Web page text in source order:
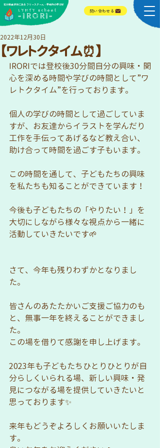
問い合わせる
​LYHTY school
-IRORI-
​石川県金沢市にある フリースクール・学校外の学びば
【ワレトクタイム⏰】
2022年12月30日
IRORIでは登校後30分間自分の興味・関
心を深める時間や学びの時間として”ワ
レトクタイム”を行っております。
個人の学びの時間として過ごしていま
すが、お友達からイラストを学んだり
工作を手伝ってあげるなど教え合い、
助け合って時間を過ごす子もいます。
この時間を通して、子どもたちの興味
を私たちも知ることができています！
今後も子どもたちの「やりたい！」を
大切にしながら様々な視点から一緒に
活動していきたいです🌱
さて、今年も残りわずかとなりまし
た。
皆さんのあたたかいご支援ご協力のも
と、無事一年を終えることができまし
た。
この場を借りて感謝を申し上げます。
2023年も子どもたちひとりひとりが自
分らしくいられる場、新しい興味・発
見につながる場を提供していきたいと
思っております✨
来年もどうぞよろしくお願いいたしま
す。